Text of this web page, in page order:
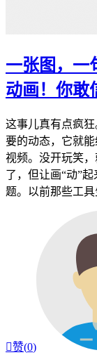
一张图，一
动画！你敢
这事儿真有点疯
要的动态，它就
视频。没开玩笑
了，但让画“动”
题。以前那些工具
赞(0)